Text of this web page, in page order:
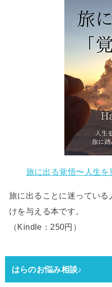
旅に出る覚悟〜人生
旅に出ることに迷ってい
けを与える本です。
（Kindle：250円）
はらのお悩み相談♪